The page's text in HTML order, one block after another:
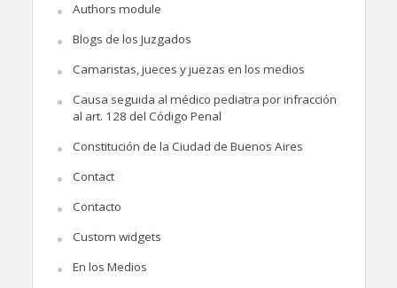
Authors module
Blogs de los Juzgados
Camaristas, jueces y juezas en los medios
Causa seguida al médico pediatra por infracción
al art. 128 del Código Penal
Constitución de la Ciudad de Buenos Aires
Contact
Contacto
Custom widgets
En los Medios